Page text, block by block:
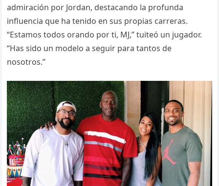
admiración por Jordan, destacando la profunda
influencia que ha tenido en sus propias carreras.
“Estamos todos orando por ti, MJ,” tuiteó un jugador.
“Has sido un modelo a seguir para tantos de
nosotros.”